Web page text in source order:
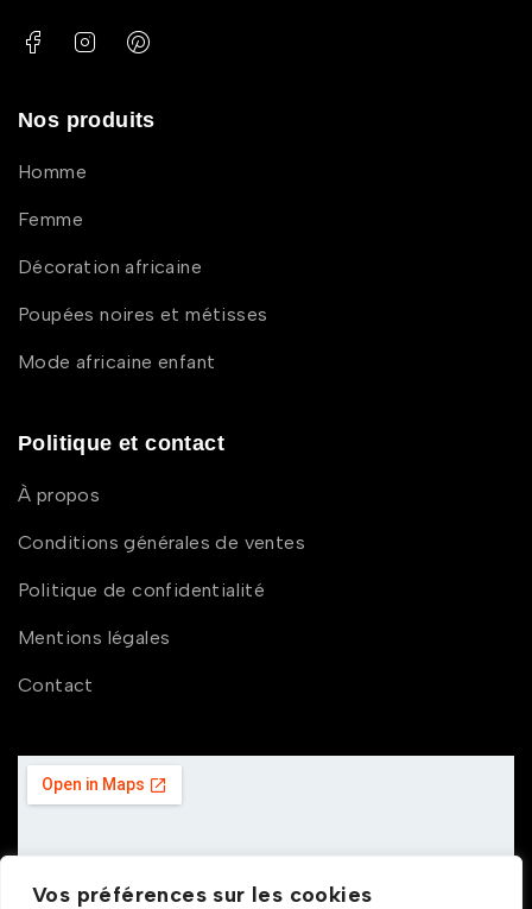
Vos préférences sur les cookies
Nos produits
Homme
Femme
Décoration africaine
Poupées noires et métisses
Mode africaine enfant
Politique et contact
À propos
Conditions générales de ventes
Politique de confidentialité
Mentions légales
Contact